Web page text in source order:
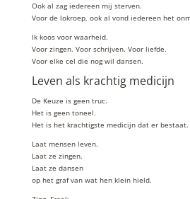
Ook al zag iedereen mij sterven.
Voor de lokroep, ook al vond iedereen het
Ik koos voor waarheid.
Voor zingen. Voor schrijven. Voor liefde.
Voor elke cel die nog wil dansen.
Leven als krachtig medicijn
De Keuze is geen truc.
Het is geen toneel.
Het is het krachtigste medicijn dat er bestaat.
Laat mensen leven.
Laat ze zingen.
Laat ze dansen
op het graf van wat hen klein hield.